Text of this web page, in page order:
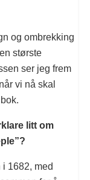
og ombrekking
største
ser jeg frem
vi nå skal
litt om
1682, med